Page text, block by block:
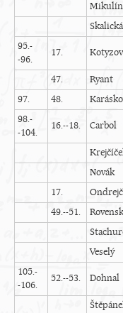
Mikulín
Skalická
95.-
-96.
17.
47. Ryant
97.
48.
98.-
-104.
16.--18. Carbol
Novák
17.
49.--51.
Veselý
105.-
-106.
52.--53. Dohnal